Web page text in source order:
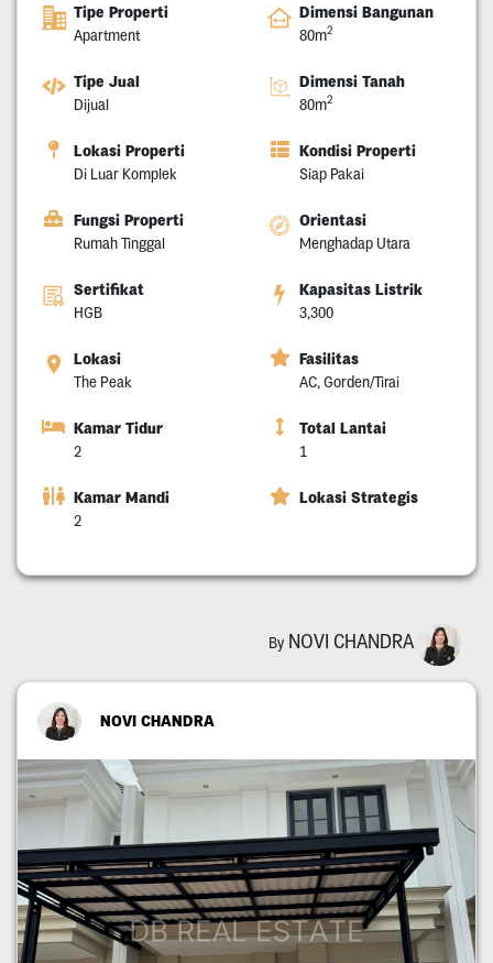
Tipe Properti
Apartment
Dimensi Bangunan
80m2
Tipe Jual
Dijual
Dimensi Tanah
80m2
Lokasi Properti
Di Luar Komplek
Kondisi Properti
Siap Pakai
Fungsi Properti
Rumah Tinggal
Orientasi
Menghadap Utara
Sertifikat
HGB
Kapasitas Listrik
3,300
Lokasi
The Peak
Fasilitas
AC, Gorden/Tirai
Kamar Tidur
2
Total Lantai
1
Kamar Mandi
2
Lokasi Strategis
By NOVI CHANDRA
NOVI CHANDRA